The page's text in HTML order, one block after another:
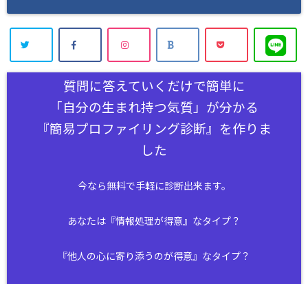
質問に答えていくだけで簡単に
「自分の生まれ持つ気質」が分かる
『簡易プロファイリング診断』を作りま
した
今なら無料で手軽に診断出来ます。
あなたは『情報処理が得意』なタイプ？
『他人の心に寄り添うのが得意』なタイプ？